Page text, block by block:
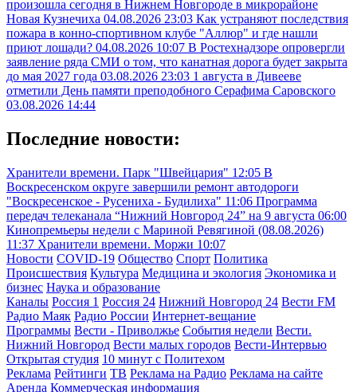
произошла сегодня в Нижнем Новгороде в микрорайоне
Новая Кузнечиха 04.08.2026 23:03 Как устраняют последствия
пожара в конно-спортивном клубе "Аллюр" и где нашли
приют лошади? 04.08.2026 10:07 В Ростехнадзоре опровергли
заявление ряда СМИ о том, что канатная дорога будет закрыта
до мая 2027 года 03.08.2026 23:03 1 августа в Дивееве
отметили День памяти преподобного Серафима Саровского
03.08.2026 14:44
Последние новости:
Хранители времени. Парк "Швейцария" 12:05 В
Воскресенском округе завершили ремонт автодороги
"Воскресенское - Русениха - Будилиха" 11:06 Программа
передач телеканала “Нижний Новгород 24” на 9 августа 06:00
Кинопремьеры недели с Мариной Ревягиной (08.08.2026)
11:37 Хранители времени. Моржи 10:07
Новости COVID-19 Общество Спорт Политика
Происшествия Культура Медицина и экология Экономика и
бизнес Наука и образование
Каналы Россия 1 Россия 24 Нижний Новгород 24 Вести FM
Радио Маяк Радио России Интернет-вещание
Программы Вести - Приволжье События недели Вести.
Нижний Новгород Вести малых городов Вести-Интервью
Открытая студия 10 минут с Политехом
Реклама Рейтинги ТВ Реклама на Радио Реклама на сайте
Аренда Коммерческая информация